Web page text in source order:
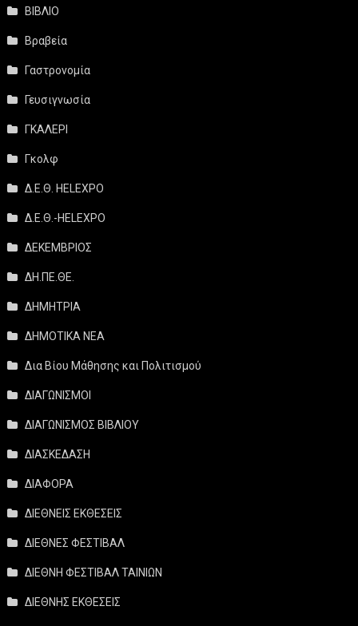
ΒΙΒΛΙΟ
Βραβεία
Γαστρονομία
Γευσιγνωσία
ΓΚΑΛΕΡΙ
Γκολφ
Δ.Ε.Θ. HELEXPO
Δ.Ε.Θ.-HELEXPO
ΔΕΚΕΜΒΡΙΟΣ
ΔΗ.ΠΕ.ΘΕ.
ΔΗΜΗΤΡΙΑ
ΔΗΜΟΤΙΚΑ ΝΕΑ
Δια Βίου Μάθησης και Πολιτισμού
ΔΙΑΓΩΝΙΣΜΟΙ
ΔΙΑΓΩΝΙΣΜΟΣ ΒΙΒΛΙΟΥ
ΔΙΑΣΚΕΔΑΣΗ
ΔΙΑΦΟΡΑ
ΔΙΕΘΝΕΙΣ ΕΚΘΕΣΕΙΣ
ΔΙΕΘΝΕΣ ΦΕΣΤΙΒΑΛ
ΔΙΕΘΝΗ ΦΕΣΤΙΒΑΛ ΤΑΙΝΙΩΝ
ΔΙΕΘΝΗΣ ΕΚΘΕΣΕΙΣ